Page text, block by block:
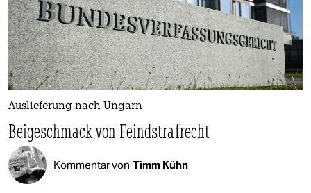
Auslieferung nach Ungarn
Beigeschmack von Feindstrafrecht
Kommentar von Timm Kühn